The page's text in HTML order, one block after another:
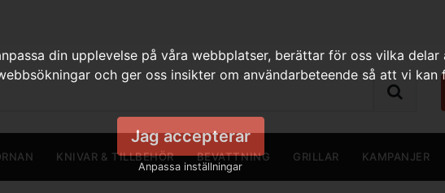
KNIVAR & TILLBEHÖR BEVATTNING GRILLAR KAMPANJER
din upplevelse på våra webbplatser, berättar för oss vilka
och ger oss insikter om användarbeteende så att vi
Jag accepterar
Anpassa inställningar